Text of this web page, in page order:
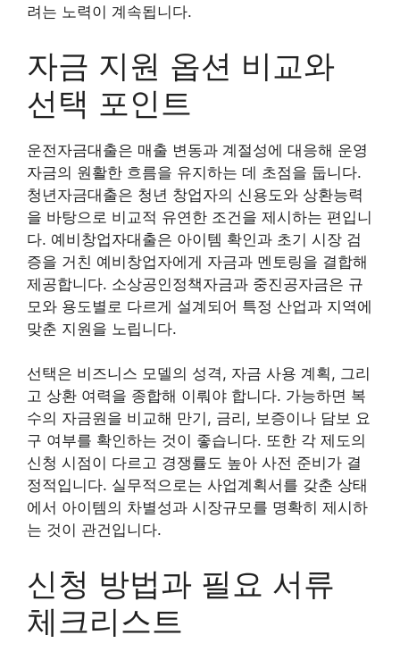
려는 노력이 계속됩니다.
자금 지원 옵션 비교와
선택 포인트
운전자금대출은 매출 변동과 계절성에 대응해 운영
자금의 원활한 흐름을 유지하는 데 초점을 둡니다.
청년자금대출은 청년 창업자의 신용도와 상환능력
을 바탕으로 비교적 유연한 조건을 제시하는 편입니
다. 예비창업자대출은 아이템 확인과 초기 시장 검
증을 거친 예비창업자에게 자금과 멘토링을 결합해
제공합니다. 소상공인정책자금과 중진공자금은 규
모와 용도별로 다르게 설계되어 특정 산업과 지역에
맞춘 지원을 노립니다.
선택은 비즈니스 모델의 성격, 자금 사용 계획, 그리
고 상환 여력을 종합해 이뤄야 합니다. 가능하면 복
수의 자금원을 비교해 만기, 금리, 보증이나 담보 요
구 여부를 확인하는 것이 좋습니다. 또한 각 제도의
신청 시점이 다르고 경쟁률도 높아 사전 준비가 결
정적입니다. 실무적으로는 사업계획서를 갖춘 상태
에서 아이템의 차별성과 시장규모를 명확히 제시하
는 것이 관건입니다.
신청 방법과 필요 서류
체크리스트